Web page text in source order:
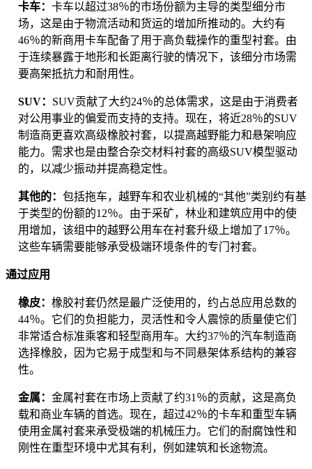
卡车： 卡车以超过38％的市场份额为主导的类型细分市
场，这是由于物流活动和货运的增加所推动的。大约有
46％的新商用卡车配备了用于高负载操作的重型衬套。由
于连续暴露于地形和长距离行驶的情况下，该细分市场需
要高架抵抗力和耐用性。
SUV： SUV贡献了大约24％的总体需求，这是由于消费者
对公用事业的偏爱而支持的支持。现在，将近28％的SUV
制造商更喜欢高级橡胶衬套，以提高越野能力和悬架响应
能力。需求也是由整合杂交材料衬套的高级SUV模型驱动
的，以减少振动并提高稳定性。
其他的： 包括拖车，越野车和农业机械的“其他”类别约有基
于类型的份额的12％。由于采矿，林业和建筑应用中的使
用增加，该组中的越野公用车在衬套升级上增加了17％。
这些车辆需要能够承受极端环境条件的专门衬套。
通过应用
橡皮： 橡胶衬套仍然是最广泛使用的，约占总应用总数的
44％。它们的负担能力，灵活性和令人震惊的质量使它们
非常适合标准乘客和轻型商用车。大约37％的汽车制造商
选择橡胶，因为它易于成型和与不同悬架体系结构的兼容
性。
金属： 金属衬套在市场上贡献了约31％的贡献，这是高负
载和商业车辆的首选。现在，超过42％的卡车和重型车辆
使用金属衬套来承受极端的机械压力。它们的耐腐蚀性和
刚性在重型环境中尤其有利，例如建筑和长途物流。